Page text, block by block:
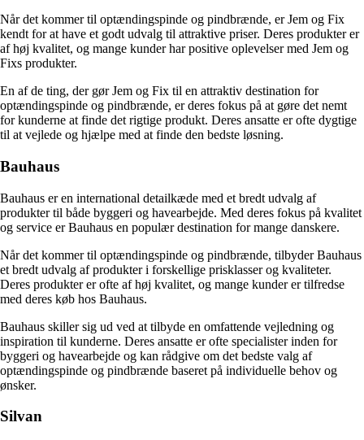
Når det kommer til optændingspinde og pindbrænde, er Jem og Fix
kendt for at have et godt udvalg til attraktive priser. Deres produkter er
af høj kvalitet, og mange kunder har positive oplevelser med Jem og
Fixs produkter.
En af de ting, der gør Jem og Fix til en attraktiv destination for
optændingspinde og pindbrænde, er deres fokus på at gøre det nemt
for kunderne at finde det rigtige produkt. Deres ansatte er ofte dygtige
til at vejlede og hjælpe med at finde den bedste løsning.
Bauhaus
Bauhaus er en international detailkæde med et bredt udvalg af
produkter til både byggeri og havearbejde. Med deres fokus på kvalitet
og service er Bauhaus en populær destination for mange danskere.
Når det kommer til optændingspinde og pindbrænde, tilbyder Bauhaus
et bredt udvalg af produkter i forskellige prisklasser og kvaliteter.
Deres produkter er ofte af høj kvalitet, og mange kunder er tilfredse
med deres køb hos Bauhaus.
Bauhaus skiller sig ud ved at tilbyde en omfattende vejledning og
inspiration til kunderne. Deres ansatte er ofte specialister inden for
byggeri og havearbejde og kan rådgive om det bedste valg af
optændingspinde og pindbrænde baseret på individuelle behov og
ønsker.
Silvan